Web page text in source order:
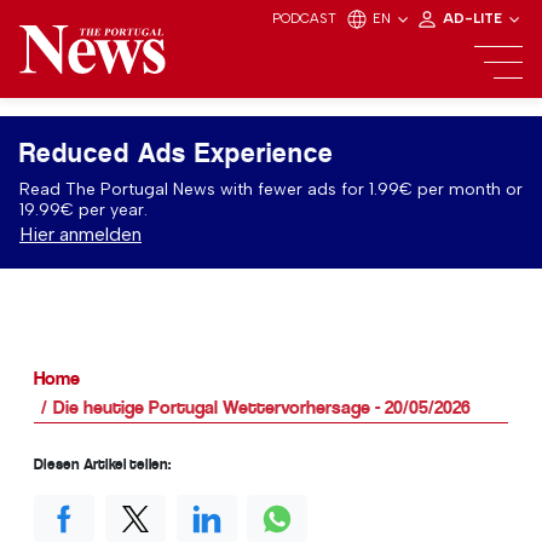
PODCAST EN AD-LITE
Reduced Ads Experience
Read The Portugal News with fewer ads for 1.99€ per month or
19.99€ per year.
Hier anmelden
Home
Die heutige Portugal Wettervorhersage - 20/05/2026
Diesen Artikel teilen: